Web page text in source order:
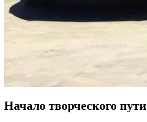
Начало творческого пути